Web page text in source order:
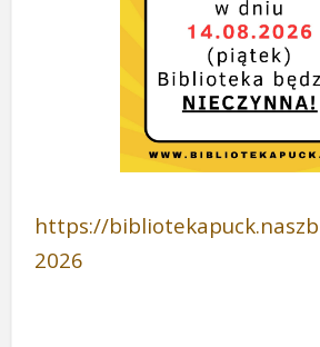
https://
2026